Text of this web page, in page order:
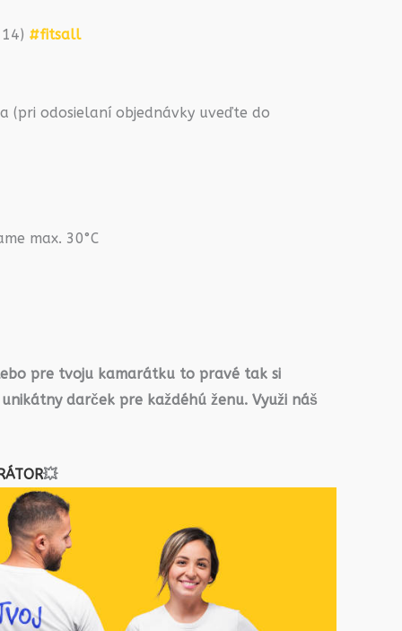
#fitsall
(pri odosielaní objednávky uveďte do
max. 30°C
pre tvoju kamarátku to pravé tak si
darček pre každéhú ženu. Využi náš
💥